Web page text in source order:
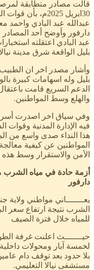
قالت مصادر متطابقة
30ابريل 2025م،
عبدالله عبد البادي
دارفور وأوضح أحد
عبد البادي اعتقلته
بليل الواقعة شرق مدينة
وأشار مصدر اخر ان الطبيب
بليل وله اسهامات كبيرة
الدعم السريع قامت
والهلع وسط المواطنين.
وفي سياق اخر اصدرت أسرة
فيه الإدارة المدنية وقوات
هذا النداء صدى واسع من
المواطنين عن كيفية
الأمن والاستقرار وسط
أزمة حادة في مياه الشرب
دارفور
يعـــــــاني مواطني
الشرب نتيجة ارتفاع سعر
للمياه خلال فترة الصيف
حيـــــــث اعلنت غرفة
لخمسة آبار ومحولات
بلا حدود بعد توقف دام
مستشفى نيالا التعليمي.